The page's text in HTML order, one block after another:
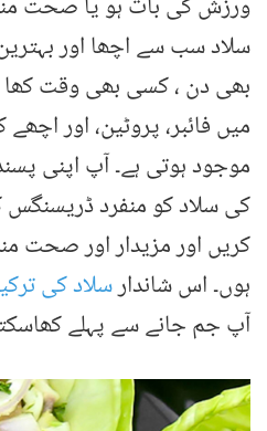
سلاد سب سے اچھا اور
بھی دن ، کسی بھی وقت کھا
میں فائبر، پروٹین، اور
موجود ہوتی ہے۔ آپ اپنی
کی سلاد کو منفرد
کریں اور مزیدار اور صحت
ہوں۔ اس شاندارسلاد کی
آپ جم جانے سے پہلے